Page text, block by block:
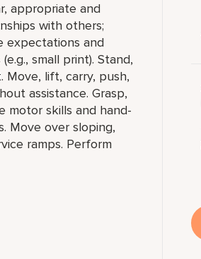
appropriate and
with others;
expectations and
small print). Stand,
lift, carry, push,
assistance. Grasp,
motor skills and hand-
Move over sloping,
ramps. Perform